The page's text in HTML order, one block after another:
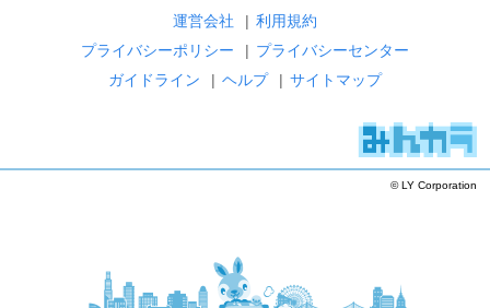
運営会社 | 利用規約
プライバシーポリシー
| プライバシーセンター
ガイドライン
| ヘルプ | サイトマップ
© LY Corporation